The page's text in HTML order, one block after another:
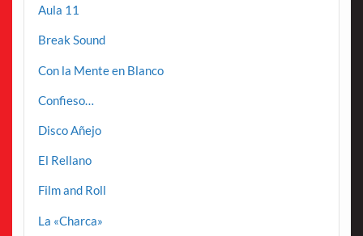
Aula 11
Break Sound
Con la Mente en Blanco
Confieso…
Disco Añejo
El Rellano
Film and Roll
La «Charca»